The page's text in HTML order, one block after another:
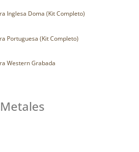
Inglesa Doma (Kit Completo)
Portuguesa (Kit Completo)
Western Grabada